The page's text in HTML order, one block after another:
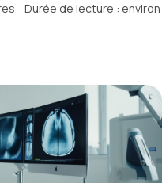
· Durée de lecture : environ